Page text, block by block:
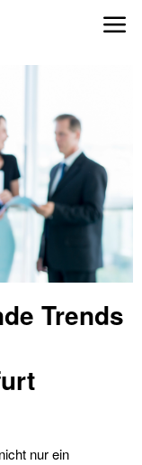
Trends
nur ein